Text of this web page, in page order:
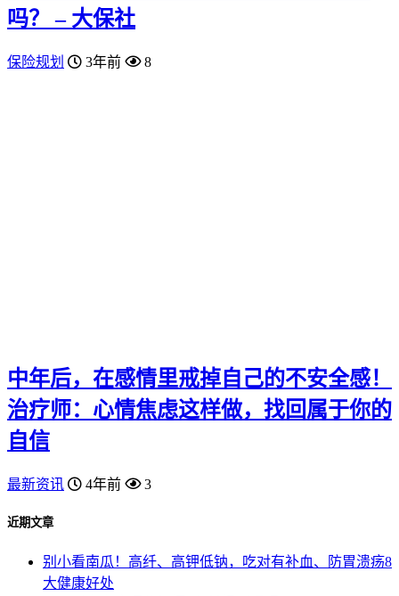
吗？ – 大保社
保险规划 3年前 8
中年后，在感情里戒掉自己的不安全感！
治疗师：心情焦虑这样做，找回属于你的
自信
最新资讯 4年前 3
近期文章
别小看南瓜！高纤、高钾低钠，吃对有补血、防胃溃疡8
大健康好处